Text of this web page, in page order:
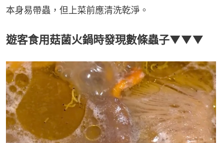
本身易帶蟲，但上菜前應清洗乾淨。
遊客食用菇菌火鍋時發現數條蟲子▼▼▼